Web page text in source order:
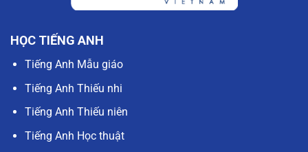
HỌC TIẾNG ANH
Tiếng Anh Mẫu giáo
Tiếng Anh Thiếu nhi
Tiếng Anh Thiếu niên
Tiếng Anh Học thuật